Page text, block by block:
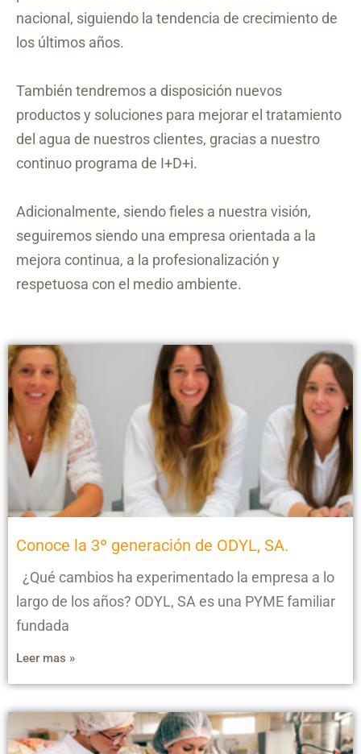
nacional, siguiendo la tendencia de crecimiento de
los últimos años.
También tendremos a disposición nuevos
productos y soluciones para mejorar el tratamiento
del agua de nuestros clientes, gracias a nuestro
continuo programa de I+D+i.
Adicionalmente, siendo fieles a nuestra visión,
seguiremos siendo una empresa orientada a la
mejora continua, a la profesionalización y
respetuosa con el medio ambiente.
Conoce la 3º generación de ODYL, SA.
¿Qué cambios ha experimentado la empresa a lo
largo de los años? ODYL, SA es una PYME familiar
fundada
Leer mas »